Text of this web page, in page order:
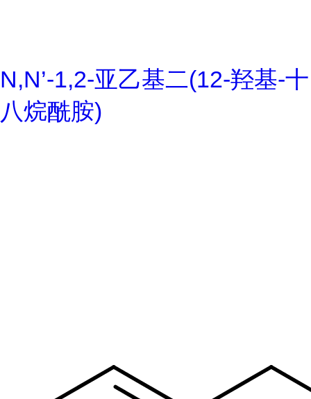
N,N’-1,2-亚乙基二(12-羟基-十
八烷酰胺)